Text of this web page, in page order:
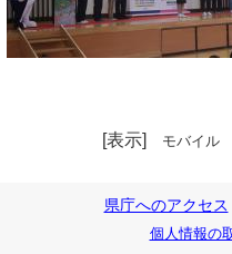
[表示] モバイル
県庁へのアクセス
個人情報の